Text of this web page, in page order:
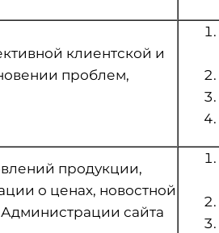
клиентской и
проблем,
продукции,
о ценах, новостной
сайта